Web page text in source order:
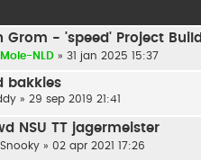
Grom - 'speed' Project Build
Mole-NLD » 31 jan 2025 15:37
bakkies
» 29 sep 2019 21:41
NSU TT jagermeister
Snooky » 02 apr 2021 17:26